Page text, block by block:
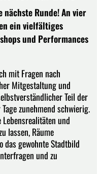
Runde! An vier
ein vielfältiges
und Performances
mit Fragen nach
Mitgestaltung und
Teil der
zunehmend schwierig.
und
lassen, Räume
das gewohnte Stadtbild
und zu